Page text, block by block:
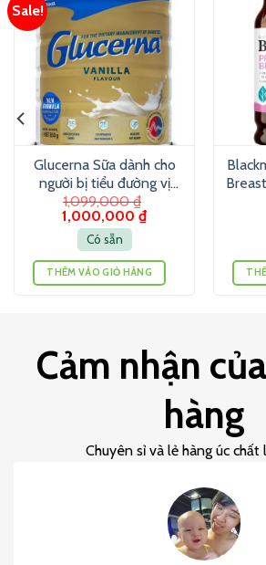
Sale!
Glucerna Sữa dành cho
người bị tiểu đường vị
Vanilla (850g)
1,099,000₫
1,000,000 ₫
Có sẵn
THÊM VÀO GIỎ HÀNG
Cảm nhận
hàng
Chuyên sỉ và lẻ hàng úc chất